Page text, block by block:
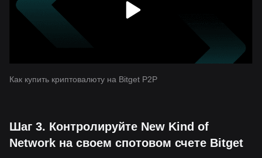
Как купить криптовалюту на Bitget P2P
Шаг 3. Контролируйте New Kind of
Network на своем спотовом счете Bitget